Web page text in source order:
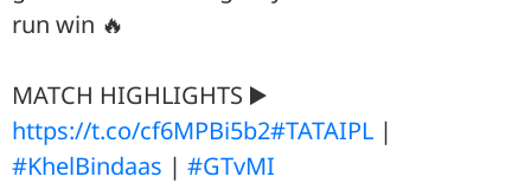
run win 🔥
MATCH HIGHLIGHTS ▶️
https://t.co/cf6MPBi5b2#TATAIPL |
#KhelBindaas | #GTvMI